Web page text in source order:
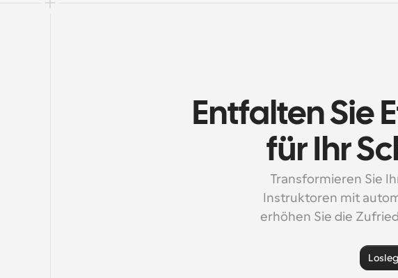
Entfalten Sie
für Ihr
Transformieren Sie
Instruktoren mit
erhöhen Sie die